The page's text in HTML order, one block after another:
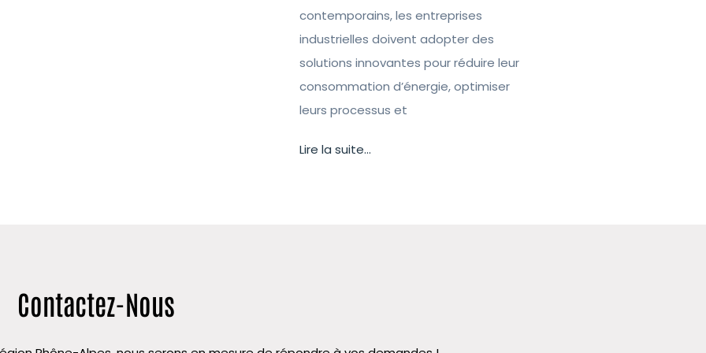
contemporains, les entreprises
industrielles doivent adopter des
solutions innovantes pour réduire leur
consommation d’énergie, optimiser
leurs processus et
Lire la suite...
Contactez-Nous